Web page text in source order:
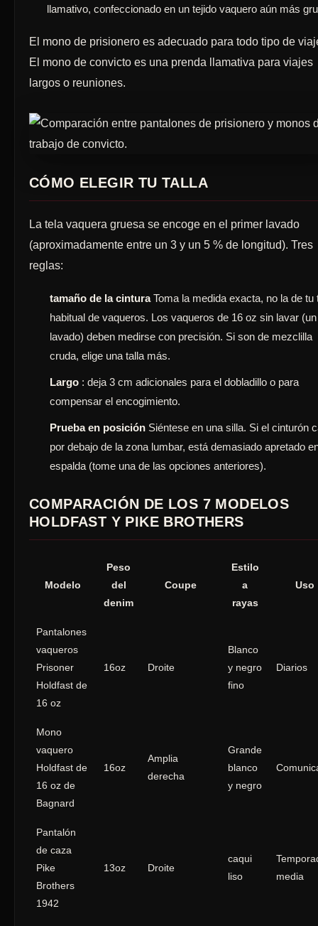
llamativo, confeccionado en un tejido vaquero aún más
El mono de prisionero es adecuado para todo tipo de
El mono de convicto es una prenda llamativa para viajes
largos o reuniones.
CÓMO ELEGIR TU TALLA
La tela vaquera gruesa se encoge en el primer lavado
(aproximadamente entre un 3 y un 5 % de longitud). Tres
reglas:
tamaño de la cinturaToma la medida exacta, no la de tu
habitual de vaqueros. Los vaqueros de 16 oz sin lavar
lavado) deben medirse con precisión. Si son de mezclilla
cruda, elige una talla más.
Largo : deja 3 cm adicionales para el dobladillo o para
compensar el encogimiento.
Prueba en posición Siéntese en una silla. Si el cinturón
por debajo de la zona lumbar, está demasiado apretado
espalda (tome una de las opciones anteriores).
COMPARACIÓN DE LOS 7 MODELOS
HOLDFAST Y PIKE BROTHERS
Modelo
Peso
del
denim
Coupe
Estilo
a
rayas
Uso
Pantalones
vaqueros
Prisoner
Holdfast de
16 oz
16oz Droite
Blanco
y negro
fino
Diarios
Mono
vaquero
Holdfast de
16 oz de
Bagnard
16oz
Amplia
derecha
Grande
blanco
y negro
Pantalón
de caza
Pike
Brothers
1942
13oz Droite
caqui
liso
media